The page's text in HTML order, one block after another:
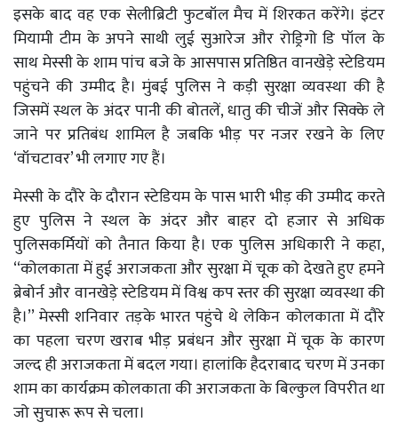
इसके बाद वह एक सेलीब्रिटी फुटबॉल मैच में शिरकत करेंगे। इंटर
मियामी टीम के अपने साथी लुई सुआरेज और रोड्रिगो डि पॉल के
साथ मेस्सी के शाम पांच बजे के आसपास प्रतिष्ठित वानखेड़े स्टेडियम
पहुंचने की उम्मीद है। मुंबई पुलिस ने कड़ी सुरक्षा व्यवस्था की है
जिसमें स्थल के अंदर पानी की बोतलें, धातु की चीजें और सिक्के ले
जाने पर प्रतिबंध शामिल है जबकि भीड़ पर नजर रखने के लिए
‘वॉचटावर’ भी लगाए गए हैं।
मेस्सी के दौरे के दौरान स्टेडियम के पास भारी भीड़ की उम्मीद करते
हुए पुलिस ने स्थल के अंदर और बाहर दो हजार से अधिक
पुलिसकर्मियों को तैनात किया है। एक पुलिस अधिकारी ने कहा,
‘‘कोलकाता में हुई अराजकता और सुरक्षा में चूक को देखते हुए हमने
ब्रेबोर्न और वानखेड़े स्टेडियम में विश्व कप स्तर की सुरक्षा व्यवस्था की
है।’’ मेस्सी शनिवार तड़के भारत पहुंचे थे लेकिन कोलकाता में दौरे
का पहला चरण खराब भीड़ प्रबंधन और सुरक्षा में चूक के कारण
जल्द ही अराजकता में बदल गया। हालांकि हैदराबाद चरण में उनका
शाम का कार्यक्रम कोलकाता की अराजकता के बिल्कुल विपरीत था
जो सुचारू रूप से चला।